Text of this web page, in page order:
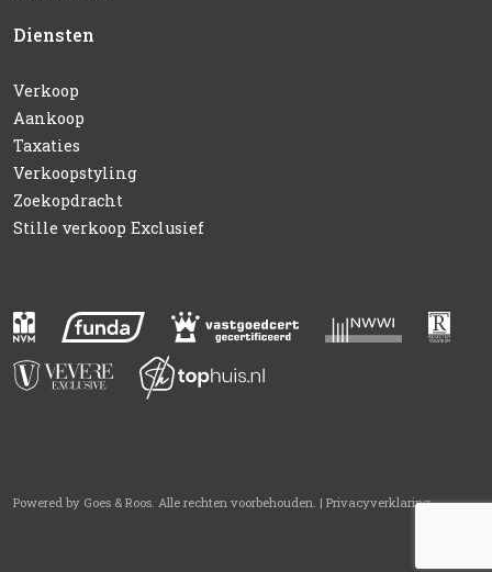
Diensten
Verkoop
Aankoop
Taxaties
Verkoopstyling
Zoekopdracht
Stille verkoop Exclusief
Powered by Goes & Roos. Alle rechten voorbehouden. | Privacyverklaring